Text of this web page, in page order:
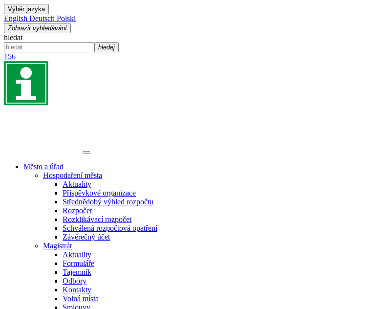
Výběr jazyka
English Deutsch Polski
Zobrazit vyhledávání
hledat
hledej
156
Město a úřad
Hospodaření města
Aktuality
Příspěvkové organizace
Střednědobý výhled rozpočtu
Rozpočet
Rozklikávací rozpočet
Schválená rozpočtová opatření
Závěrečný účet
Magistrát
Aktuality
Formuláře
Tajemník
Odbory
Kontakty
Volná místa